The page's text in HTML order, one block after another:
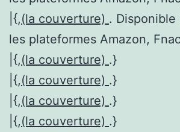
|{,(la couverture) . Disponible
les plateformes Amazon,
|{,(la couverture) .}
|{,(la couverture) .}
|{,(la couverture) .}
|{,(la couverture) .}